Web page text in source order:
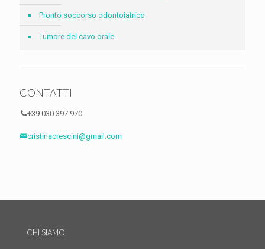
Pronto soccorso odontoiatrico
Tumore del cavo orale
CONTATTI
+39 030 397 970
cristinacrescini@gmail.com
CHI SIAMO